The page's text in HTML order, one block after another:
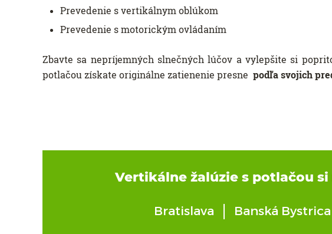
Prevedenie s vertikálnym oblúkom
Prevedenie s motorickým ovládaním
Zbavte sa nepríjemných slnečných lúčov a vylepšite si
potlačou získate originálne zatienenie presne podľa svojich
Vertikálne žalúzie s potlačou
Bratislava Banská Bystrica